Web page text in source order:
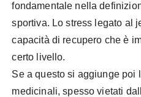
fondamentale nella
sportiva. Lo stress legato al
capacità di recupero che è
certo livello.
Se a questo si aggiunge poi
medicinali, spesso vietati